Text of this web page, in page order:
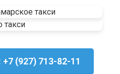
+7 (927) 713-82-11